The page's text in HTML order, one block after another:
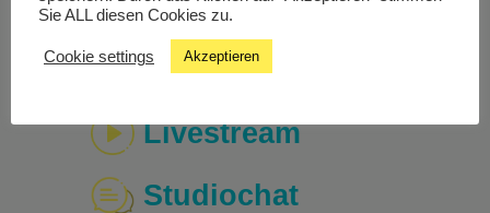
Livestream
Studiochat
Sie ALL diesen Cookies zu.
Cookie settings Akzeptieren